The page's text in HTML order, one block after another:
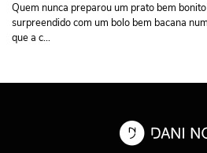
Quem nunca preparou um prato bem
surpreendido com um bolo bem bacana
que a c...